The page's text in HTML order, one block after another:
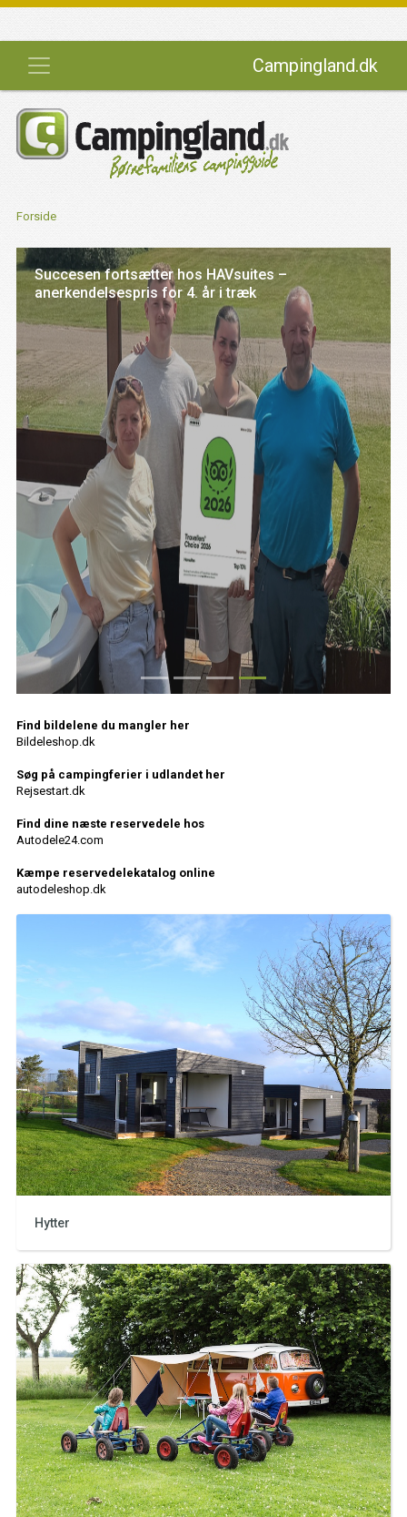
Campingland.dk
Forside
Tyskere og danskere strømmer til
campingpladserne
Find bildelene du mangler her
Bildeleshop.dk
Søg på campingferier i udlandet her
Rejsestart.dk
Find dine næste reservedele hos
Autodele24.com
Kæmpe reservedelekatalog online
autodeleshop.dk
Hytter